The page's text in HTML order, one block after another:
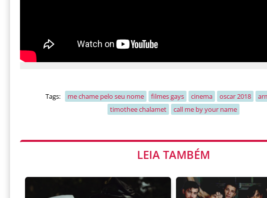
Tags: me chame pelo seu nome filmes gays cinema oscar 2018
timothee chalamet
call me by your name
LEIA TAMBÉM